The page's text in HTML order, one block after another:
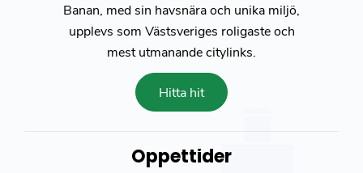
Banan, med sin havsnära och unika miljö,
upplevs som Västsveriges roligaste och
mest utmanande citylinks.
Hitta hit
Öppettider